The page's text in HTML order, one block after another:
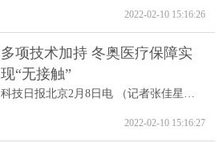
2022-02-10 15:16:26
多项技术加持 冬奥医疗保障实
现“无接触”
2022-02-10 15:16:27